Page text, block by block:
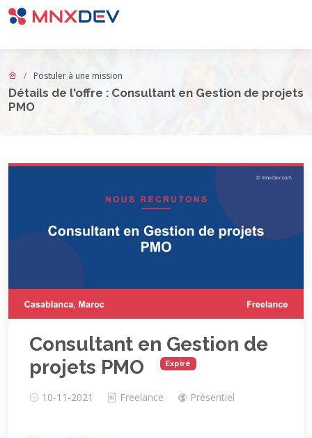
Aller au contenu principal
Postuler à une mission
Détails de l'offre : Consultant en Gestion de projets
PMO
Consultant en Gestion de
projets PMO
Expiré
10-11-2021 Freelance Présentiel